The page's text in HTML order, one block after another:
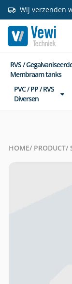
Wij verzenden
RVS /
Membraam tanks
PVC / PP / RVS
Diversen
HOME/ PRODUCT/